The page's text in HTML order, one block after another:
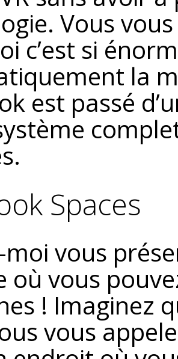
Vous
c’est si
la
est passé
Spaces
moi vous
où vous
! Imaginez
vous